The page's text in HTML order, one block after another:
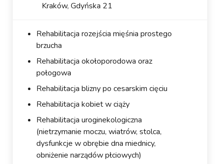
Kraków, Gdyńska 21
Rehabilitacja rozejścia mięśnia prostego
brzucha
Rehabilitacja okołoporodowa oraz
połogowa
Rehabilitacja blizny po cesarskim cięciu
Rehabilitacja kobiet w ciąży
Rehabilitacja uroginekologiczna
(nietrzymanie moczu, wiatrów, stolca,
dysfunkcje w obrębie dna miednicy,
obniżenie narządów płciowych)